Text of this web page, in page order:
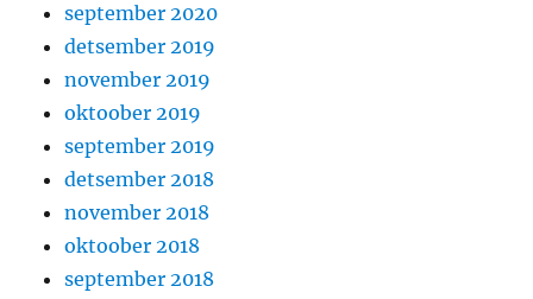
september 2020
detsember 2019
november 2019
oktoober 2019
september 2019
detsember 2018
november 2018
oktoober 2018
september 2018